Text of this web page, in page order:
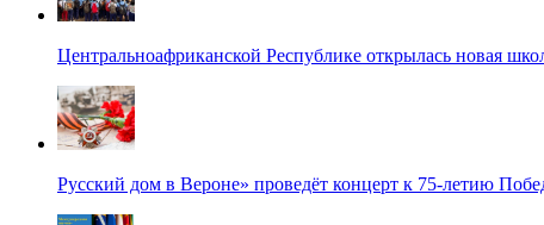
Центральноафриканской Республике открылась новая
Русский дом в Вероне» проведёт концерт к 75-летию